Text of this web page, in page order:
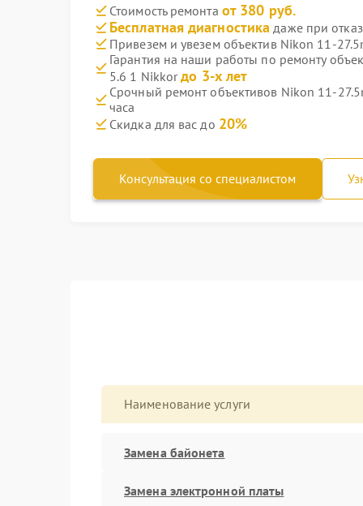
Стоимость ремонта от 380 руб.
Бесплатная диагностика даже при
Привезем и увезем объектив Nikon 11-
Гарантия на наши работы по ремонту
5.6 1 Nikkorдо 3-х лет
Срочный ремонт объективов Nikon 11-
часа
Скидка для вас до 20%
Консультация со специалистом
Наименование услуги
Замена байонета
Замена электронной платы